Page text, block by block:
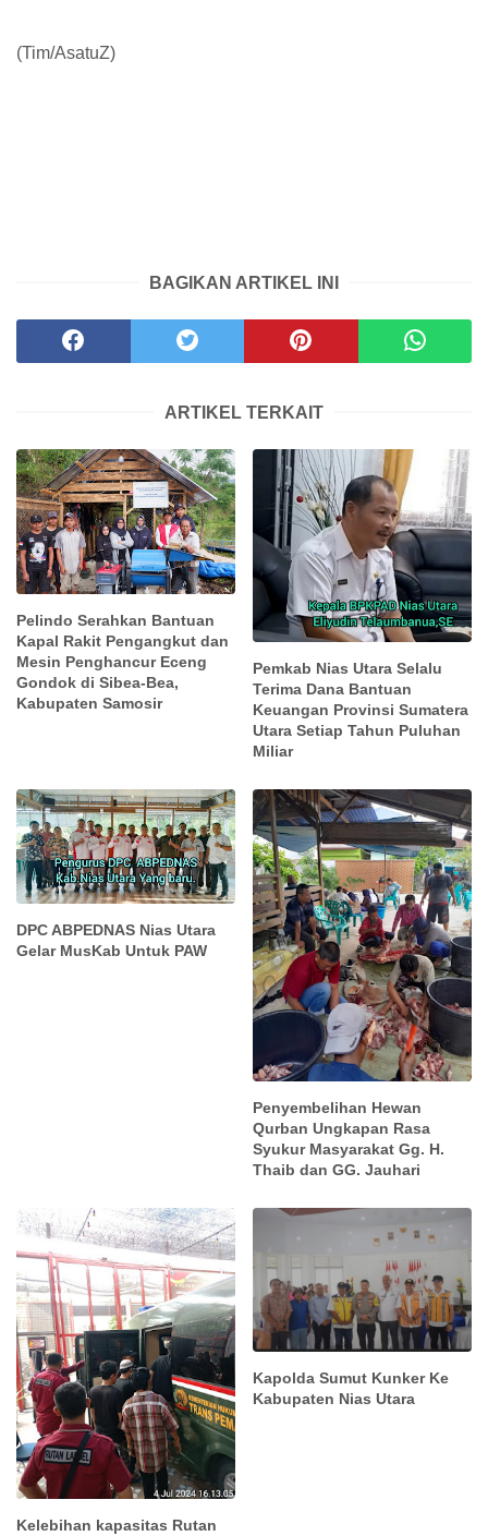
(Tim/AsatuZ)
BAGIKAN ARTIKEL INI
ARTIKEL TERKAIT
Pelindo Serahkan Bantuan
Kapal Rakit Pengangkut dan
Mesin Penghancur Eceng
Gondok di Sibea-Bea,
Kabupaten Samosir
Pemkab Nias Utara Selalu
Terima Dana Bantuan
Keuangan Provinsi Sumatera
Utara Setiap Tahun Puluhan
Miliar
DPC ABPEDNAS Nias Utara
Gelar MusKab Untuk PAW
Penyembelihan Hewan
Qurban Ungkapan Rasa
Syukur Masyarakat Gg. H.
Thaib dan GG. Jauhari
Kelebihan kapasitas Rutan
Kapolda Sumut Kunker Ke
Kabupaten Nias Utara